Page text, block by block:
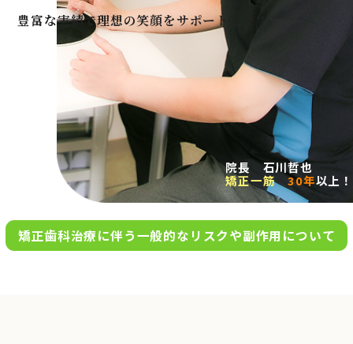
Q＆A
アクセス
お問い合わせ
完全
0120-695-578
豊富な実績で理想の笑顔をサポートします
院長 石川哲也
矯正一筋
30年以上！
矯正歯科治療に伴う一般的なリスクや副作用について